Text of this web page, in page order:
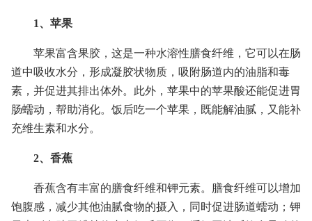
1、苹果
苹果富含果胶，这是一种水溶性膳食纤维，它可以在肠
道中吸收水分，形成凝胶状物质，吸附肠道内的油脂和毒
素，并促进其排出体外。此外，苹果中的苹果酸还能促进胃
肠蠕动，帮助消化。饭后吃一个苹果，既能解油腻，又能补
充维生素和水分。
2、香蕉
香蕉含有丰富的膳食纤维和钾元素。膳食纤维可以增加
饱腹感，减少其他油腻食物的摄入，同时促进肠道蠕动；钾